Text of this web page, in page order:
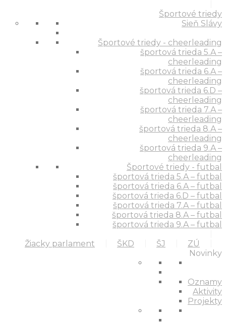
Športové triedy
Sieň Slávy
Športové triedy - cheerleading
športová trieda 5.A –
cheerleading
športová trieda 6.A –
cheerleading
športová trieda 6.D –
cheerleading
športová trieda 7.A –
cheerleading
športová trieda 8.A –
cheerleading
športová trieda 9.A –
cheerleading
Športové triedy - futbal
športová trieda 5.A – futbal
športová trieda 6.A – futbal
športová trieda 6.D – futbal
športová trieda 7.A – futbal
športová trieda 8.A – futbal
športová trieda 9.A – futbal
Žiacky parlament
ŠKD ŠJ
ZÚ
Novinky
Oznamy
Aktivity
Projekty